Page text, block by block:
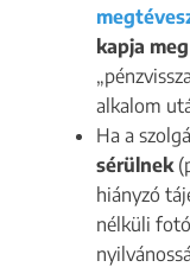
kapja meg
alkalom
Ha a
sérülnek
hiányzó
nélküli